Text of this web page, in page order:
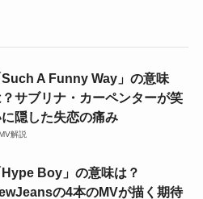
Such A Funny Way」の意味
サブリナ・カーペンターが笑
隠した失恋の痛み
MV解説
Hype Boy」の意味は？
の4本のMVが描く期待